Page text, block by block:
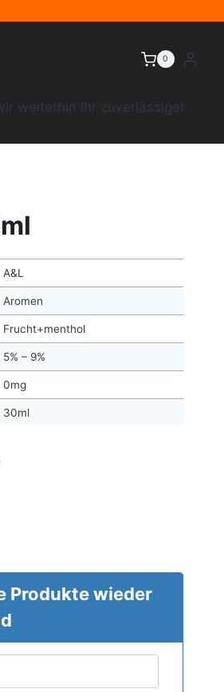
0
weiterhin Ihr zuverlässiger
A&L
Aromen
Frucht+menthol
5% – 9%
0mg
30ml
Produkte wieder